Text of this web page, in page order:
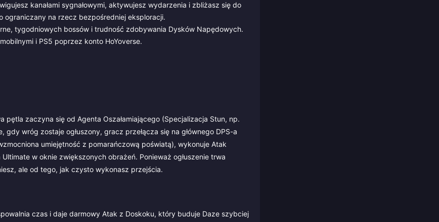
kanałami sygnałowymi, aktywujesz wydarzenia i zbliżasz się do
ograniczany na rzecz bezpośredniej eksploracji.
tygodniowych bossów i trudność zdobywania Dysków Napędowych.
i PS5 poprzez konto HoYoverse.
zaczyna się od Agenta Oszałamiającego (Specjalizacja Stun, np.
wróg zostaje ogłuszony, gracz przełącza się na głównego DPS-a
umiejętność z pomarańczową poświatą), wykonuje Atak
w oknie zwiększonych obrażeń. Ponieważ ogłuszenie trwa
ale od tego, jak czysto wykonasz przejścia.
czas i daje darmowy Atak z Doskoku, który buduje Daze szybciej